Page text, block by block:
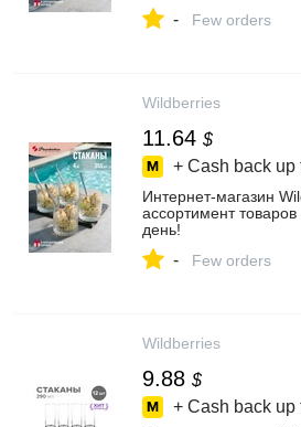
- Few orders
Wildberries
11.64 $
+ Cash back up
Интернет‑магазин
ассортимент
день!
- Few orders
Wildberries
9.88 $
+ Cash back up